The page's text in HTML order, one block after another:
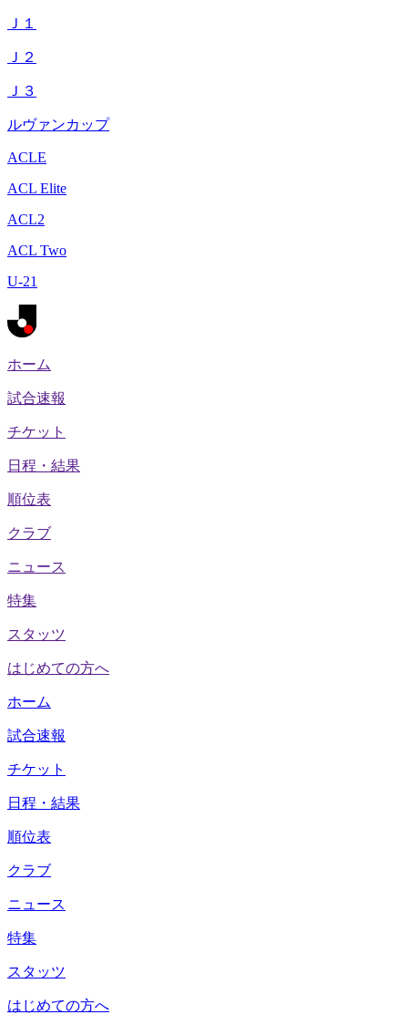
Ｊ１
Ｊ２
Ｊ３
ルヴァンカップ
ACLE
ACL Elite
ACL2
ACL Two
U-21
ホーム
試合速報
チケット
日程・結果
順位表
クラブ
ニュース
特集
スタッツ
はじめての方へ
ホーム
試合速報
チケット
日程・結果
順位表
クラブ
ニュース
特集
スタッツ
はじめての方へ